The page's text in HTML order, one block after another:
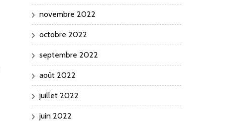
novembre 2022
octobre 2022
septembre 2022
août 2022
juillet 2022
juin 2022